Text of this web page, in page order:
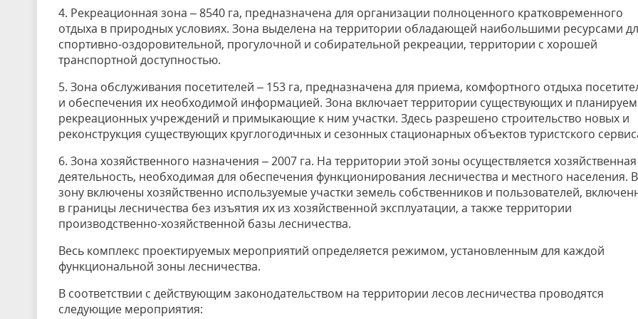
4. Рекреационная зона – 8540 га, предназначена для организации полноценного кратковременного
отдыха в природных условиях. Зона выделена на территории обладающей наибольшими ресурсами
спортивно-оздоровительной, прогулочной и собирательной рекреации, территории с хорошей
транспортной доступностью.
5. Зона обслуживания посетителей – 153 га, предназначена для приема, комфортного отдыха
и обеспечения их необходимой информацией. Зона включает территории существующих и
рекреационных учреждений и примыкающие к ним участки. Здесь разрешено строительство новых и
реконструкция существующих круглогодичных и сезонных стационарных объектов туристского
6. Зона хозяйственного назначения – 2007 га. На территории этой зоны осуществляется хозяйственная
деятельность, необходимая для обеспечения функционирования лесничества и местного населения. В
зону включены хозяйственно используемые участки земель собственников и пользователей,
в границы лесничества без изъятия их из хозяйственной эксплуатации, а также территории
производственно-хозяйственной базы лесничества.
Весь комплекс проектируемых мероприятий определяется режимом, установленным для каждой
функциональной зоны лесничества.
В соответствии с действующим законодательством на территории лесов лесничества проводятся
следующие мероприятия: